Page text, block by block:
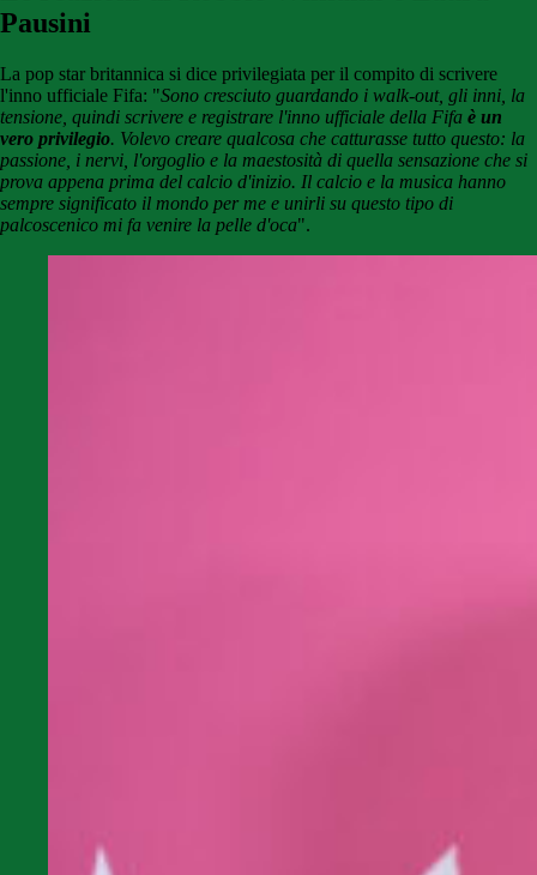
Pausini
La pop star britannica si dice privilegiata per il compito di scrivere
l'inno ufficiale Fifa: "Sono cresciuto guardando i walk-out, gli inni, la
tensione, quindi scrivere e registrare l'inno ufficiale della Fifa è un
vero privilegio. Volevo creare qualcosa che catturasse tutto questo: la
passione, i nervi, l'orgoglio e la maestosità di quella sensazione che si
prova appena prima del calcio d'inizio. Il calcio e la musica hanno
sempre significato il mondo per me e unirli su questo tipo di
palcoscenico mi fa venire la pelle d'oca".